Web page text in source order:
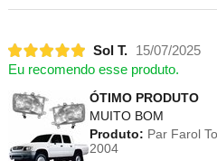
Sol T.
15/07/2025
Eu recomendo esse produto.
ÓTIMO PRODUTO
MUITO BOM
Produto: Par Farol
2004